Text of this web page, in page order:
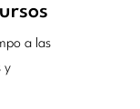
a las
y